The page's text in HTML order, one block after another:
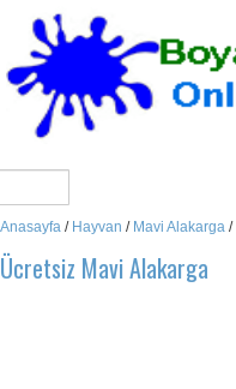
Anasayfa / Hayvan / Mavi Alakarga /
Ücretsiz Mavi Alakarga